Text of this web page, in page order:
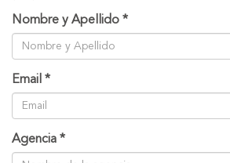
Nombre y Apellido *
Email *
Agencia *